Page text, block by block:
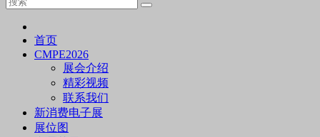
首页
CMPE2026
展会介绍
精彩视频
联系我们
新消费电子展
展位图